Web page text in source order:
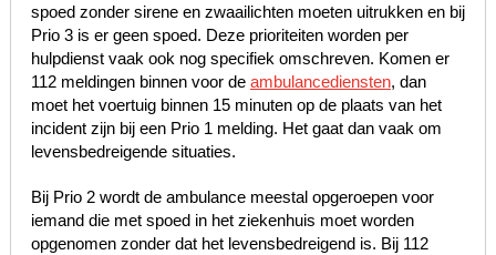
spoed zonder sirene en zwaailichten moeten uitrukken en bij
Prio 3 is er geen spoed. Deze prioriteiten worden per
hulpdienst vaak ook nog specifiek omschreven. Komen er
112 meldingen binnen voor de ambulancediensten, dan
moet het voertuig binnen 15 minuten op de plaats van het
incident zijn bij een Prio 1 melding. Het gaat dan vaak om
levensbedreigende situaties.
Bij Prio 2 wordt de ambulance meestal opgeroepen voor
iemand die met spoed in het ziekenhuis moet worden
opgenomen zonder dat het levensbedreigend is. Bij 112